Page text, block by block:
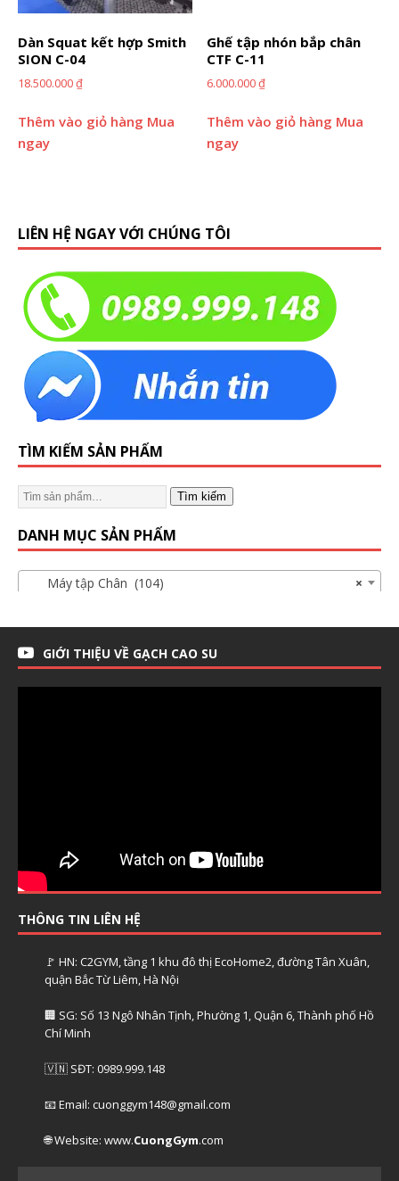
Dàn Squat kết hợp Smith
SION C-04
18.500.000₫
Thêm vào giỏ hàng Mua
ngay
Ghế tập nhón bắp chân
CTF C-11
6.000.000₫
Thêm vào giỏ hàng Mua
ngay
LIÊN HỆ NGAY VỚI CHÚNG TÔI
TÌM KIẾM SẢN PHẨM
Tìm kiếm
DANH MỤC SẢN PHẨM
×
Máy tập Chân (104)
GIỚI THIỆU VỀ GẠCH CAO SU
THÔNG TIN LIÊN HỆ
🚩 HN: C2GYM, tầng 1 khu đô thị EcoHome2, đường Tân Xuân,
quận Bắc Từ Liêm, Hà Nội
🏢 SG: Số 13 Ngô Nhân Tịnh, Phường 1, Quận 6, Thành phố Hồ
Chí Minh
🇻🇳 SĐT: 0989.999.148
📧 Email: cuonggym148@gmail.com
🌐 Website: www.CuongGym.com